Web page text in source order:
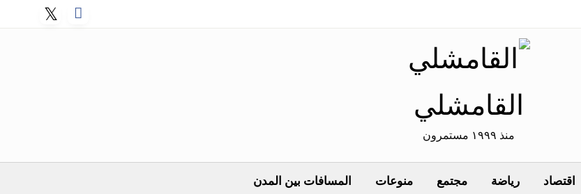
القامشلي
منذ ١٩٩٩ مستمرون
اقتصاد رياضة مجتمع منوعات المسافات بين المدن